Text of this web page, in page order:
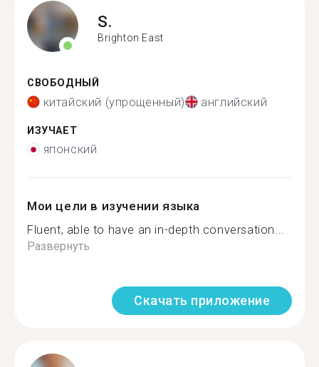
S.
Brighton East
СВОБОДНЫЙ
китайский (упрощенный) английский
ИЗУЧАЕТ
японский
Мои цели в изучении языка
Fluent, able to have an in-depth conversation...
Развернуть
Скачать приложение